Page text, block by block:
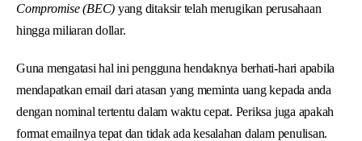
Compromise (BEC) yang ditaksir telah merugikan perusahaan
hingga miliaran dollar.
Guna mengatasi hal ini pengguna hendaknya berhati-hari apabila
mendapatkan email dari atasan yang meminta uang kepada anda
dengan nominal tertentu dalam waktu cepat. Periksa juga apakah
format emailnya tepat dan tidak ada kesalahan dalam penulisan.